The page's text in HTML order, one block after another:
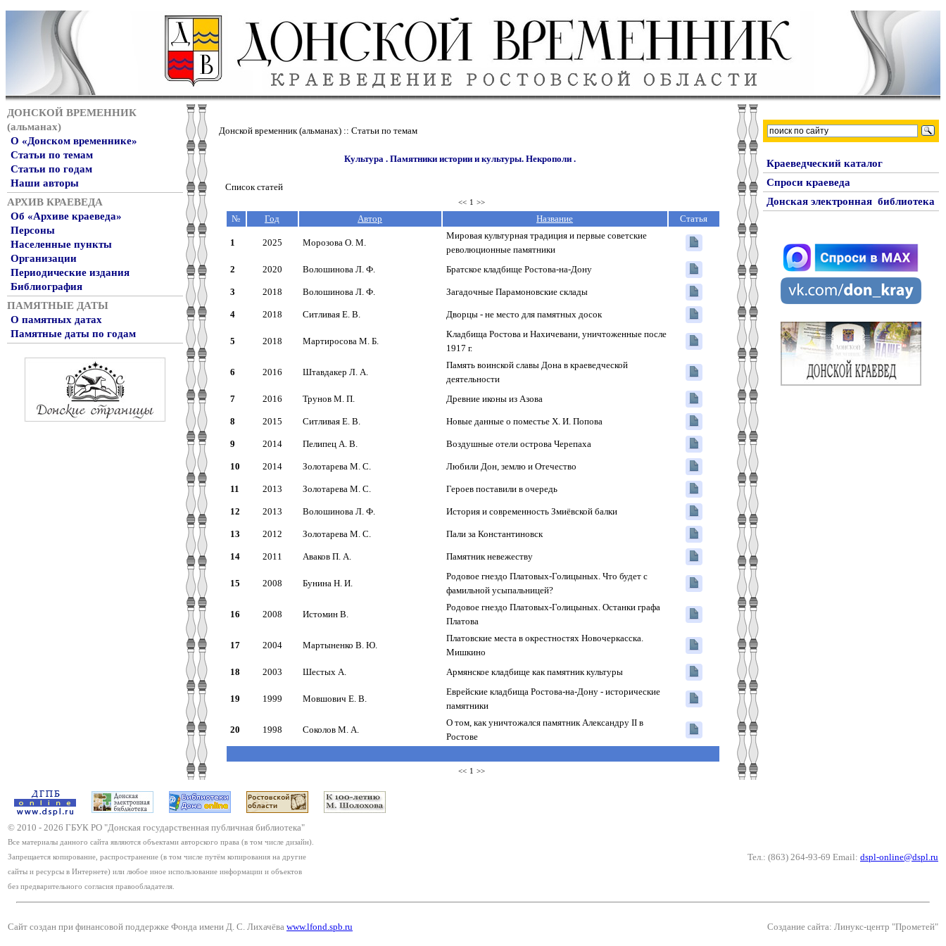
ДОНСКОЙ ВРЕМЕННИК
(альманах)
О «Донском временнике»
Статьи по темам
Статьи по годам
Наши авторы
АРХИВ КРАЕВЕДА
Об «Архиве краеведа»
Персоны
Населенные пункты
Организации
Периодические издания
Библиография
ПАМЯТНЫЕ ДАТЫ
О памятных датах
Памятные даты по годам
Донской временник (альманах) :: Статьи по темам
Культура . Памятники истории и культуры. Некрополи .
Список статей
<< 1 >>
№ Год Автор Название Статья
1 2025 Морозова О. М.
Мировая культурная традиция и первые советские
революционные памятники
2
2020 Волошинова Л. Ф. Братское кладбище Ростова-на-Дону
3 2018 Волошинова Л. Ф. Загадочные Парамоновские склады
4 2018 Ситливая Е. В. Дворцы - не место для памятных досок
5 2018 Мартиросова М. Б.
Кладбища Ростова и Нахичевани, уничтоженные после
1917 г.
6 2016 Штавдакер Л. А.
Память воинской славы Дона в краеведческой
деятельности
7
2016 Трунов М. П. Древние иконы из Азова
8 2015 Ситливая Е. В. Новые данные о поместье Х. И. Попова
9 2014 Пелипец А. В. Воздушные отели острова Черепаха
10 2014 Золотарева М. С. Любили Дон, землю и Отечество
11 2013 Золотарева М. С. Героев поставили в очередь
12 2013 Волошинова Л. Ф. История и современность Змиёвской балки
13 2012 Золотарева М. С. Пали за Константиновск
14 2011 Аваков П. А. Памятник невежеству
15 2008 Бунина Н. И.
Родовое гнездо Платовых-Голицыных. Что будет с
фамильной усыпальницей?
16 2008 Истомин В.
Родовое гнездо Платовых-Голицыных. Останки графа
Платова
17 2004 Мартыненко В. Ю.
Платовские места в окрестностях Новочеркасска.
Мишкино
18
2003 Шестых А. Армянское кладбище как памятник культуры
19 1999 Мовшович Е. В.
Еврейские кладбища Ростова-на-Дону - исторические
памятники
20 1998 Соколов М. А.
О том, как уничтожался памятник Александру II в
Ростове
<< 1 >>
Краеведческий каталог
Спроси краеведа
Донская электронная библиотека
© 2010 - 2026 ГБУК РО "Донская государственная публичная библиотека"
Все материалы данного сайта являются объектами авторского права (в том числе дизайн).
Запрещается копирование, распространение (в том числе путём копирования на другие
сайты и ресурсы в Интернете) или любое иное использование информации и объектов
без предварительного согласия правообладателя.
Тел.: (863) 264-93-69 Email: dspl-online@dspl.ru
Сайт создан при финансовой поддержке Фонда имени Д. С. Лихачёва www.lfond.spb.ru Создание сайта: Линукс-центр "Прометей"